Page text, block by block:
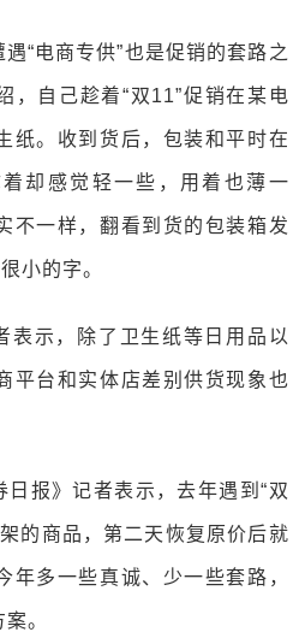
“电商专供”也是促销的套路之
，自己趁着“双11”促销在某电
纸。收到货后，包装和平时在
却感觉轻一些，用着也薄一
不一样，翻看到货的包装箱发
小的字。
表示，除了卫生纸等日用品以
平台和实体店差别供货现象也
报》记者表示，去年遇到“双
的商品，第二天恢复原价后就
年多一些真诚、少一些套路，
。